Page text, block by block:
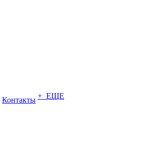
Контакты + ЕЩЕ